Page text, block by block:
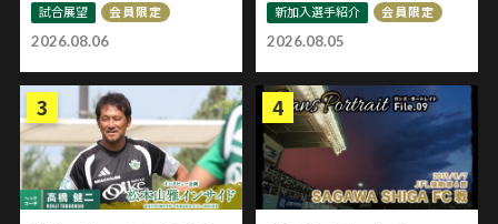
2026.08.06
試合展望
会員限定
2026.08.05
新加入選手紹介 会員限定